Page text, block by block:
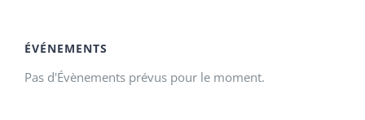
ÉVÉNEMENTS
Pas d'Évènements prévus pour le moment.